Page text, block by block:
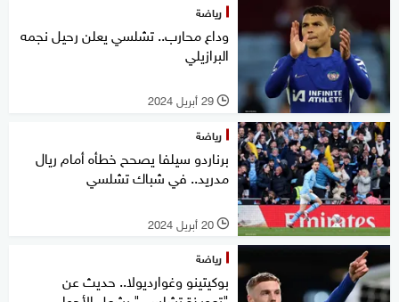
رياضة
وداع محارب.. تشلسي يعلن رحيل نجمه
البرازيلي
l 29 أبريل 2024
رياضة
برناردو سيلفا يصحح خطأه أمام ريال
مدريد.. في شباك تشلسي
l 20 أبريل 2024
رياضة
بوكيتينو وغوارديولا.. حديث عن